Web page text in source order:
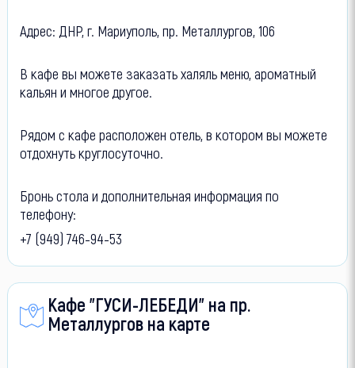
Адрес: ДНР, г. Мариуполь, пр. Металлургов, 106
В кафе вы можете заказать халяль меню, ароматный
кальян и многое другое.
Рядом с кафе расположен отель, в котором вы можете
отдохнуть круглосуточно.
Бронь стола и дополнительная информация по
телефону:
+7 (949) 746-94-53
Кафе "ГУСИ-ЛЕБЕДИ" на пр.
Металлургов на карте